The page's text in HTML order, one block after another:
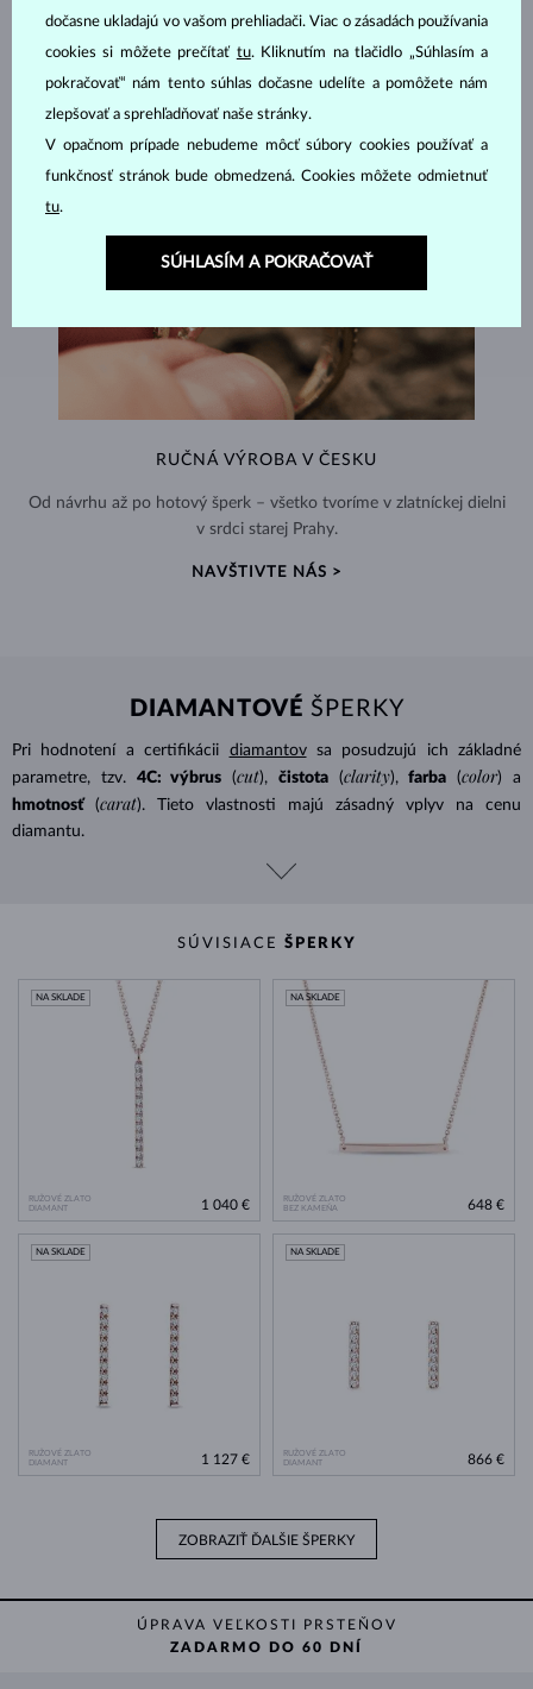
RUČNÁ VÝROBA V ČESKU
Od návrhu až po hotový šperk – všetko tvoríme v zlatníckej dielni
v srdci starej Prahy.
NAVŠTIVTE NÁS >
DIAMANTOVÉ ŠPERKY
Pri hodnotení a certifikácii diamantovsa posudzujú ich základné
parametre, tzv.
4C: výbrus (cut), čistota (clarity), farba (color) a
hmotnosť
(carat). Tieto vlastnosti majú zásadný vplyv na cenu
diamantu.
SÚVISIACE ŠPERKY
RUŽOVÉ ZLATO
DIAMANT
NA SKLADE
1 040 €
RUŽOVÉ ZLATO
BEZ KAMEŇA
NA SKLADE
648 €
RUŽOVÉ ZLATO
DIAMANT
NA SKLADE
1 127 €
RUŽOVÉ ZLATO
DIAMANT
NA SKLADE
866 €
ZOBRAZIŤ ĎALŠIE ŠPERKY
ÚPRAVA VEĽKOSTI PRSTEŇOV
ZADARMO DO 60 DNÍ
dočasne ukladajú vo vašom prehliadači. Viac o zásadách používania
cookies si môžete prečítať tu. Kliknutím na tlačidlo „Súhlasím a
pokračovať“ nám tento súhlas dočasne udelíte a pomôžete nám
zlepšovať a sprehľadňovať naše stránky.
V opačnom prípade nebudeme môcť súbory cookies používať a
funkčnosť stránok bude obmedzená. Cookies môžete odmietnuť
tu.
SÚHLASÍM A POKRAČOVAŤ